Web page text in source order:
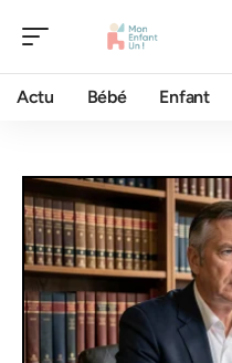
Actu Bébé Enfant